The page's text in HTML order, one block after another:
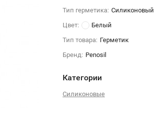
Тип герметика: Силиконовый
Цвет:
Белый
Тип товара: Герметик
Бренд: Penosil
Категории
Силиконовые